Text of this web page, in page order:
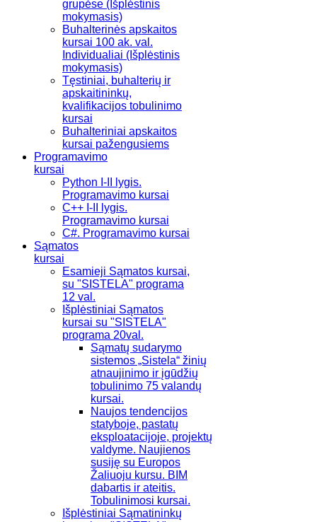
grupėse (Išplėstinis
mokymasis)
Buhalterinės apskaitos
kursai 100 ak. val.
Individualiai (Išplėstinis
mokymasis)
Tęstiniai, buhalterių ir
apskaitininkų,
kvalifikacijos tobulinimo
kursai
Buhalteriniai apskaitos
kursai pažengusiems
Programavimo
kursai
Python I-II lygis.
Programavimo kursai
C++ I-II lygis.
Programavimo kursai
C#. Programavimo kursai
Sąmatos
kursai
Esamieji Sąmatos kursai,
su "SISTELA" programa
12 val.
Išplėstiniai Sąmatos
kursai su "SISTELA"
programa 20val.
Sąmatų sudarymo
sistemos „Sistela“ žinių
atnaujinimo ir įgūdžių
tobulinimo 75 valandų
kursai.
Naujos tendencijos
statyboje, pastatų
eksploatacijoje, projektų
valdyme. Naujienos
susiję su Europos
Žaliuoju kursu. BIM
dabartis ir ateitis.
Tobulinimosi kursai.
Išplėstiniai Sąmatininkų